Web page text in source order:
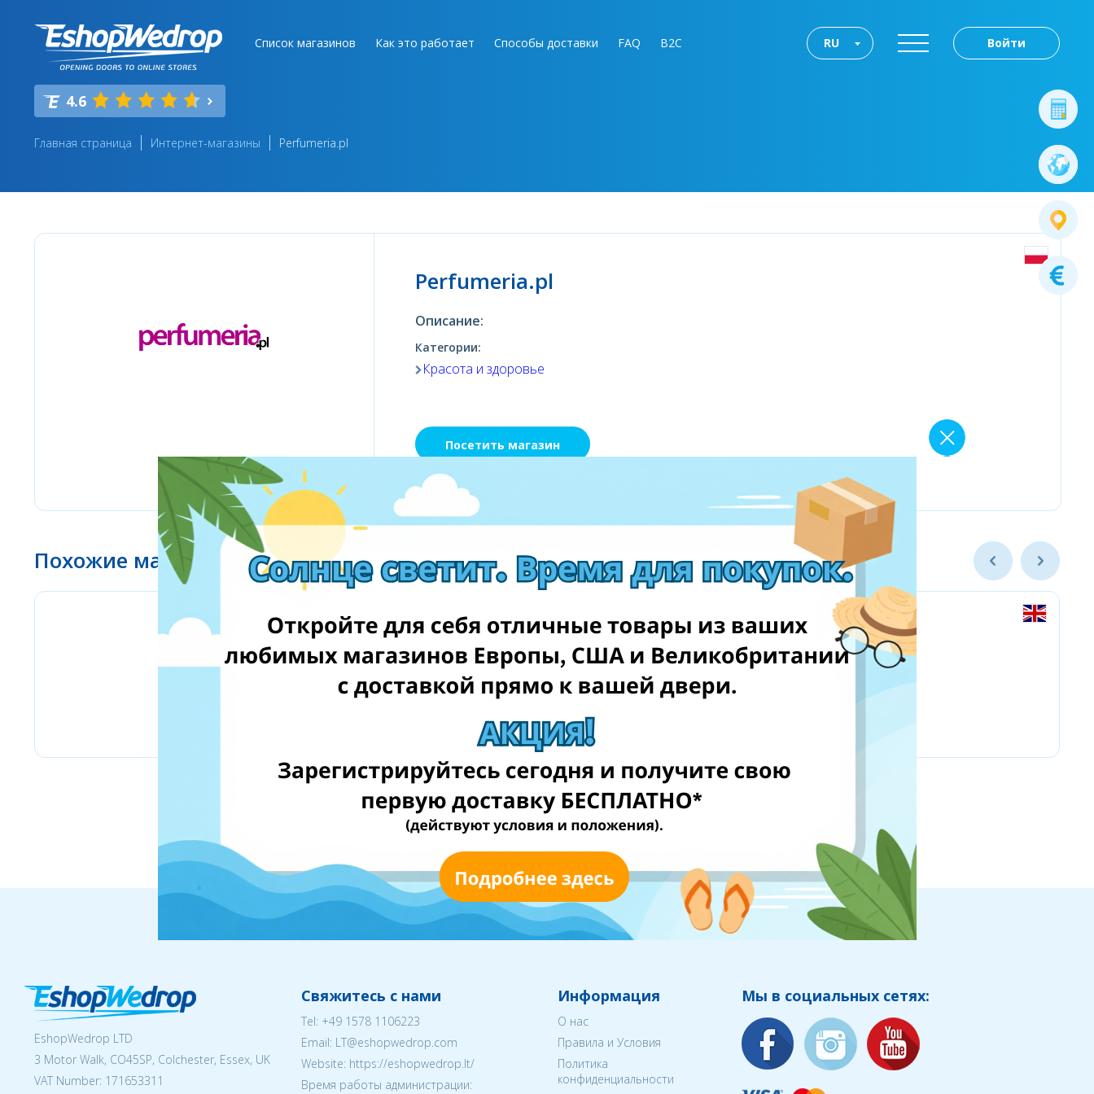
Список магазинов Как это работает Способы доставки FAQ B2C Войти
RU
4.6
Главная страница Интернет-магазины Perfumeria.pl
Perfumeria.pl
Описание:
Категории:
Красота и здоровье
Посетить магазин
Похожие магазины
EshopWedrop LTD
3 Motor Walk, CO45SP, Colchester, Essex, UK
VAT Number: 171653311
Свяжитесь с нами
Tel: +49 1578 1106223
Email: LT@eshopwedrop.com
Website: https://eshopwedrop.lt/
Время работы администрации:
Информация
О нас
Правила и Условия
Политика
конфиденциальности
Мы в социальных сетях: